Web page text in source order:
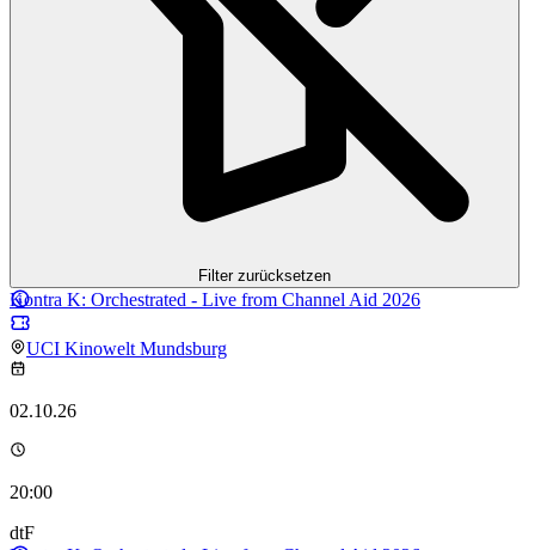
Filter zurücksetzen
Kontra K: Orchestrated - Live from Channel Aid 2026
UCI Kinowelt Mundsburg
02.10.26
20:00
dtF